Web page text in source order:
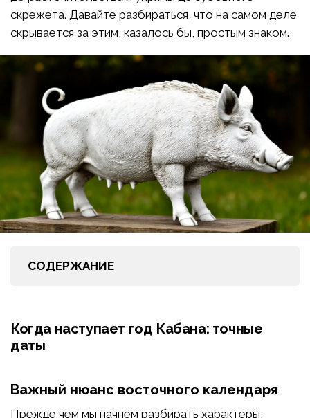
скрежета. Давайте разбираться, что на самом деле
скрывается за этим, казалось бы, простым знаком.
СОДЕРЖАНИЕ
Когда наступает год Кабана: точные
даты
Важный нюанс восточного календаря
Прежде чем мы начнём разбирать характеры,